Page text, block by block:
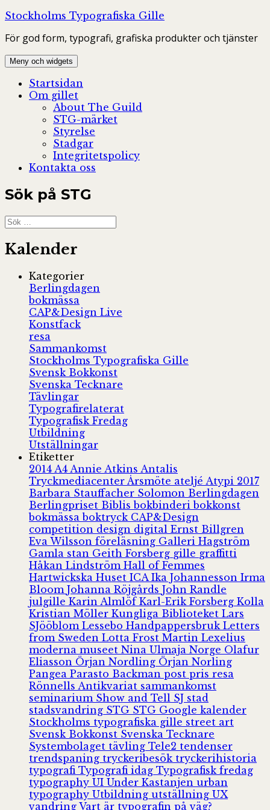
Hoppa
innehåll
Stockholms Typografiska Gille
För god form, typografi, grafiska produkter och tjänster
Meny och widgets
Startsidan
Om gillet
About The Guild
STG-märket
Styrelse
Stadgar
Integritetspolicy
Kontakta oss
Sök på STG
Sök
efter:
Kalender
Kategorier
Berlingdagen
bokmässa
CAP&Design Live
Konstfack
resa
Sammankomst
Stockholms Typografiska Gille
Svensk Bokkonst
Svenska Tecknare
Tävlingar
Typografirelaterat
Typografisk Fredag
Utbildning
Utställningar
Etiketter
2014 A4 Annie Atkins Antalis
Tryckmediacenter Årsmöte ateljé Atypi 2017
Barbara Stauffacher Solomon Berlingdagen
Berlingpriset Biblisbokbinderibokkonst
bokmässaboktryck CAP&Design
competition design digital Ernst Billgren
Eva Wilsson föreläsning Galleri Hagström
Gamla stan Geith Forsberg gille graffitti
Håkan Lindström Hall of Femmes
Hartwickska Huset ICA Ika Johannesson Irma
Bloom Johanna Röjgårds John Randle
julgille Karin Almlöf Karl-Erik Forsberg Kolla
Kristian Möller Kungliga Biblioteket Lars
SJööblom Lessebo Handpappersbruk Letters
from Sweden Lotta Frost Martin Lexelius
moderna museet Nina Ulmaja Norge Olafur
Eliasson Örjan Nordling Örjan Norling
Pangea Parasto Backman post pris resa
Rönnells Antikvariat sammankomst
seminarium Show and Tell SJ stad
stadsvandring STG STG Google kalender
Stockholms typografiska gille street art
Svensk Bokkonst Svenska Tecknare
Systembolaget tävling Tele2 tendenser
trendspaning tryckeribesök tryckerihistoria
typografi Typografi idag Typografisk fredag
typography UI Under Kastanjen urban
typography Utbildning utställning UX
vandring Vart är typografin på väg?